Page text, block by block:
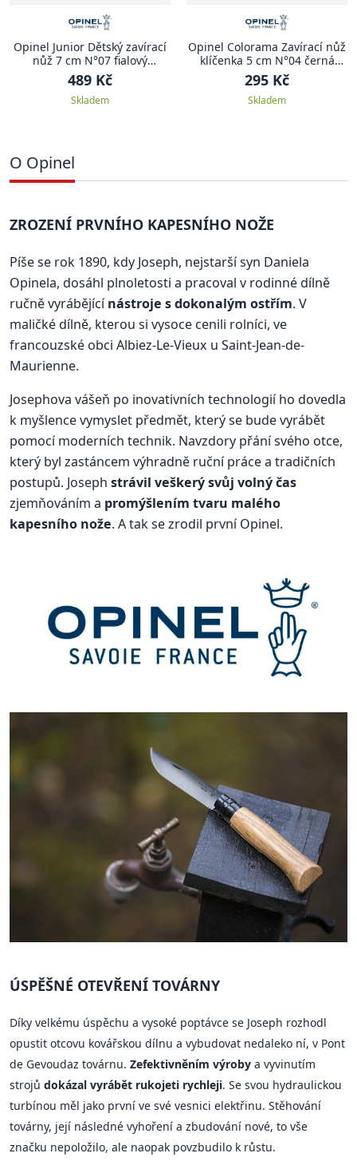
Opinel Junior Dětský zavírací
nůž 7 cm N°07 fialový
OUTDOOR JUNIOR
489 Kč
Skladem
Opinel Colorama Zavírací nůž
klíčenka 5 cm N°04 černá
COLORAMA
295 Kč
Skladem
O Opinel
ZROZENÍ PRVNÍHO KAPESNÍHO NOŽE
Píše se rok 1890, kdy Joseph, nejstarší syn Daniela
Opinela, dosáhl plnoletosti a pracoval v rodinné dílně
ručně vyrábějícínástroje s dokonalým ostřím. V
maličké dílně, kterou si vysoce cenili rolníci, ve
francouzské obci Albiez-Le-Vieux u Saint-Jean-de-
Maurienne.
Josephova vášeň po inovativních technologií ho dovedla
k myšlence vymyslet předmět, který se bude vyrábět
pomocí moderních technik. Navzdory přání svého otce,
který byl zastáncem výhradně ruční práce a tradičních
postupů. Joseph strávil veškerý svůj volný čas
zjemňováním a promýšlením tvaru malého
kapesního nože. A tak se zrodil první Opinel.
ÚSPĚŠNÉ OTEVŘENÍ TOVÁRNY
Díky velkému úspěchu a vysoké poptávce se Joseph rozhodl
opustit otcovu kovářskou dílnu a vybudovat nedaleko ní, v Pont
de Gevoudaz továrnu. Zefektivněním výroby a vyvinutím
strojů dokázal vyrábět rukojeti rychleji. Se svou hydraulickou
turbínou měl jako první ve své vesnici elektřinu. Stěhování
továrny, její následné vyhoření a zbudování nové, to vše
značku nepoložilo, ale naopak povzbudilo k růstu.